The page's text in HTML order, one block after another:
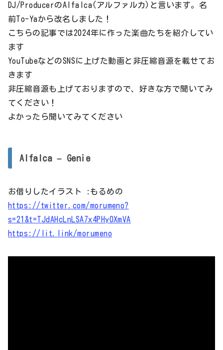
DJ/ProducerのAlfalca(アルファルカ)と言います。名
前To-Yaから改名しました！
こちらの記事では2024年に作った楽曲たちを紹介してい
ます
YouTubeなどのSNSに上げた動画と非圧縮音源を載せてお
きます
非圧縮音源も上げておりますので、好きな方で聞いてみ
てください！
よかったら聞いてみてください
Alfalca – Genie
お借りしたイラスト :もるめの
https://twitter.com/morumeno?
s=21&t=TJdAHcLnLSA7x4PHy0XmVA
https://lit.link/morumeno